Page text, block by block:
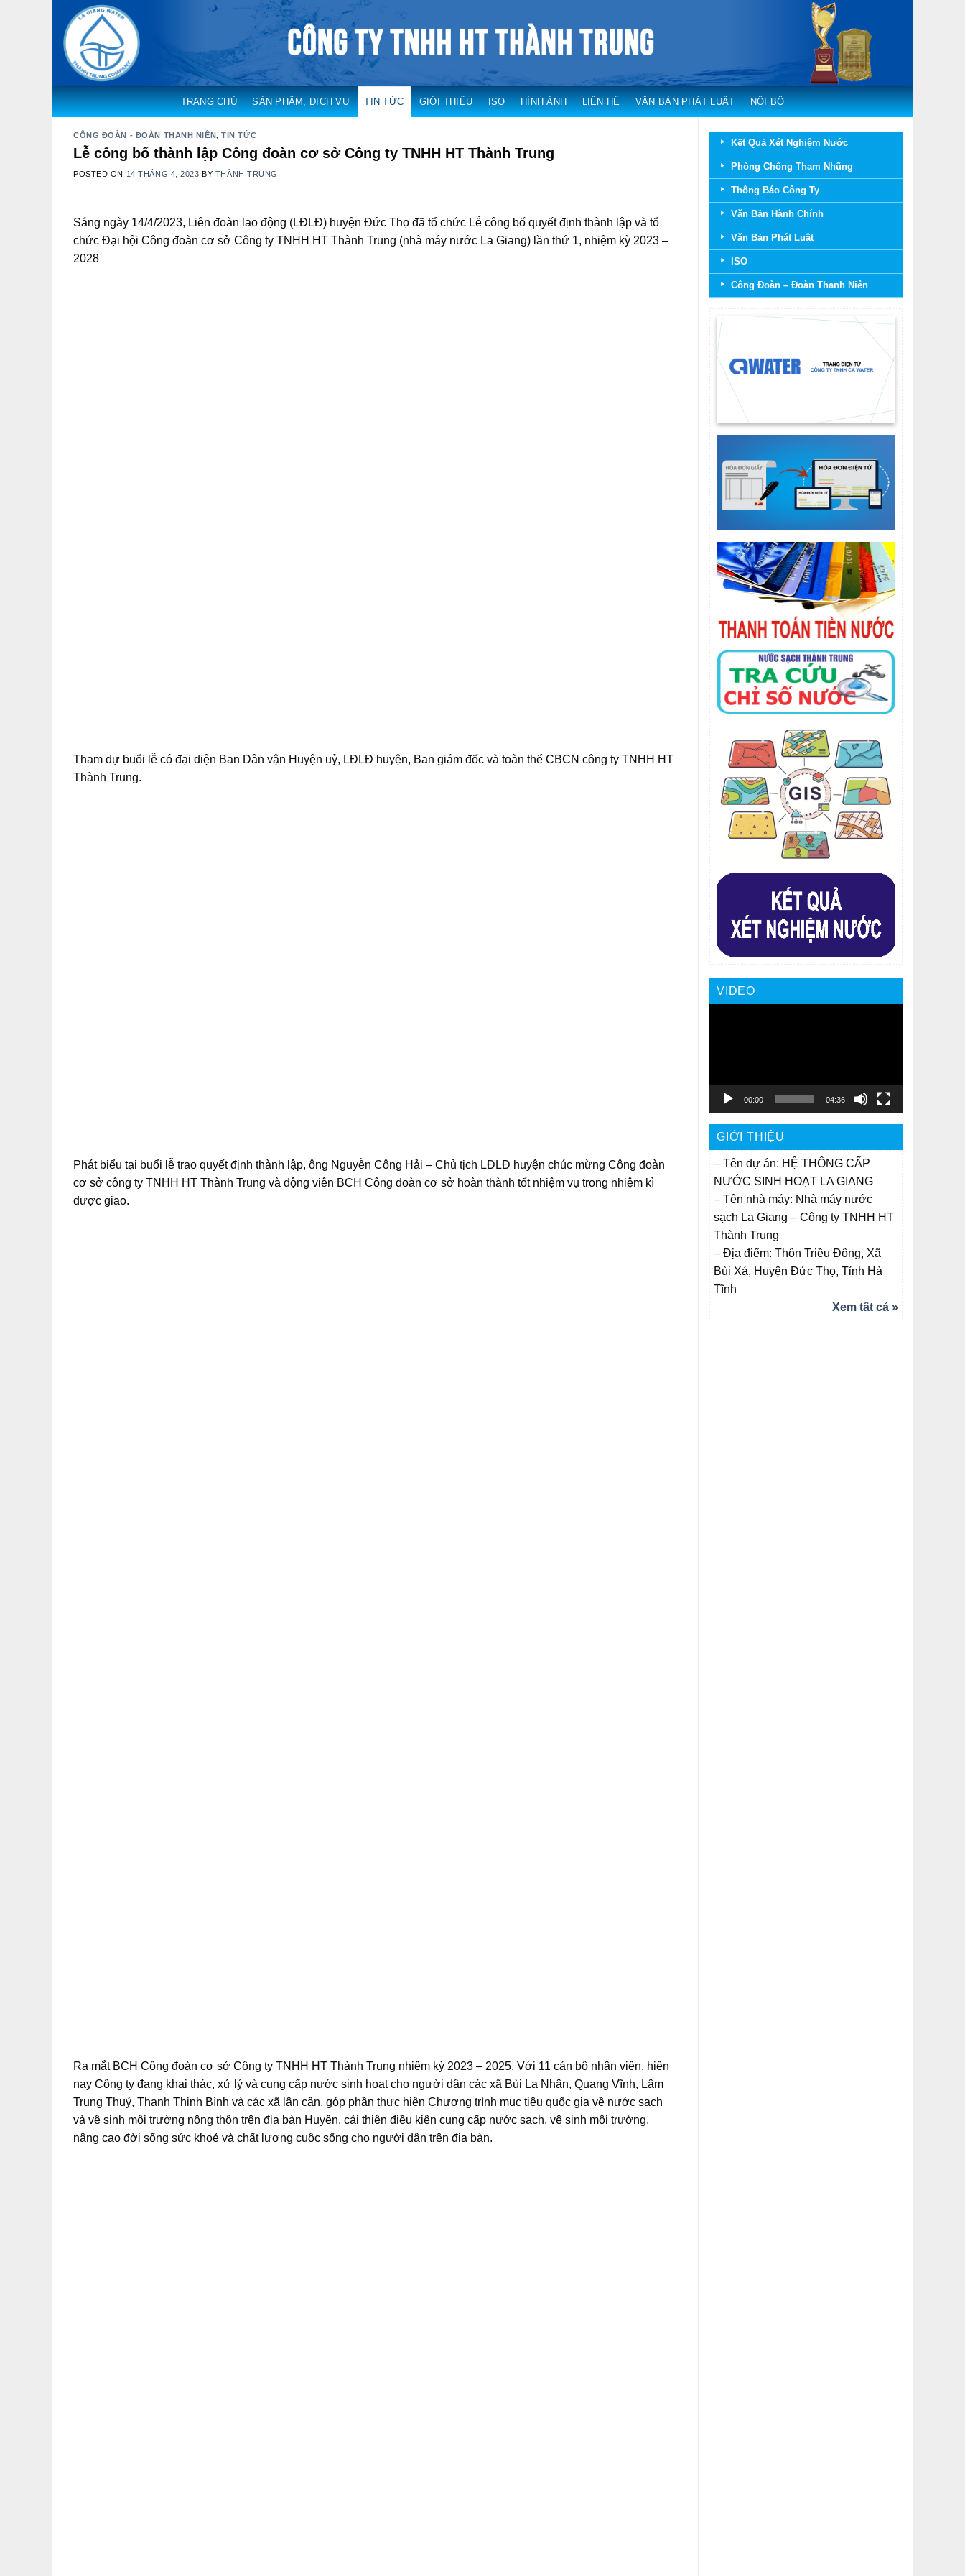
content
TRANG CHỦ SẢN PHẨM, DỊCH VỤ TIN TỨC GIỚI THIỆU ISO HÌNH ẢNH LIÊN HỆ VĂN BẢN PHÁT LUẬT NỘI BỘ
CÔNG ĐOÀN - ĐOÀN THANH NIÊN,TIN TỨC
Lễ công bố thành lập Công đoàn cơ sở Công ty TNHH HT Thành Trung
POSTED ON 14 THÁNG 4, 2023 BY THÀNH TRUNG
Sáng ngày 14/4/2023, Liên đoàn lao động (LĐLĐ) huyện Đức Thọ đã tổ chức Lễ công bố quyết định thành lập và tổ
chức Đại hội Công đoàn cơ sở Công ty TNHH HT Thành Trung (nhà máy nước La Giang) lần thứ 1, nhiệm kỳ 2023 –
2028
Tham dự buổi lễ có đại diện Ban Dân vận Huyện uỷ, LĐLĐ huyện, Ban giám đốc và toàn thể CBCN công ty TNHH HT
Thành Trung.
Phát biểu tại buổi lễ trao quyết định thành lập, ông Nguyễn Công Hải – Chủ tịch LĐLĐ huyện chúc mừng Công đoàn
cơ sở công ty TNHH HT Thành Trung và động viên BCH Công đoàn cơ sở hoàn thành tốt nhiệm vụ trong nhiệm kì
được giao.
Ra mắt BCH Công đoàn cơ sở Công ty TNHH HT Thành Trung nhiệm kỳ 2023 – 2025. Với 11 cán bộ nhân viên, hiện
nay Công ty đang khai thác, xử lý và cung cấp nước sinh hoạt cho người dân các xã Bùi La Nhân, Quang Vĩnh, Lâm
Trung Thuỷ, Thanh Thịnh Bình và các xã lân cận, góp phần thực hiện Chương trình mục tiêu quốc gia về nước sạch
và vệ sinh môi trường nông thôn trên địa bàn Huyện, cải thiện điều kiện cung cấp nước sạch, vệ sinh môi trường,
nâng cao đời sống sức khoẻ và chất lượng cuộc sống cho người dân trên địa bàn.
Kết Quả Xét Nghiệm Nước
Phòng Chống Tham Nhũng
Thông Báo Công Ty
Văn Bản Hành Chính
Văn Bản Phát Luật
ISO
Công Đoàn – Đoàn Thanh Niên
VIDEO
00:00 04:36
GIỚI THIỆU
– Tên dự án: HỆ THÔNG CẤP
NƯỚC SINH HOẠT LA GIANG
– Tên nhà máy: Nhà máy nước
sạch La Giang – Công ty TNHH HT
Thành Trung
– Địa điểm: Thôn Triều Đông, Xã
Bùi Xá, Huyện Đức Thọ, Tỉnh Hà
Tĩnh
Xem tất cả »